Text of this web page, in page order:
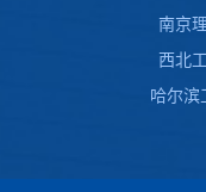
南京
西北
哈尔滨